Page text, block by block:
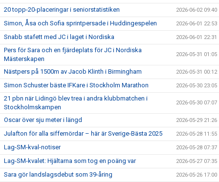
20 topp-20-placeringar i seniorstatistiken 2026-06-02 09:40
Simon, Åsa och Sofia sprintpersade i Huddingespelen 2026-06-01 22:53
Snabb stafett med JC i laget i Nordiska 2026-06-01 22:31
Pers för Sara och en fjärdeplats för JC i Nordiska
Mästerskapen
2026-05-31 01:05
Nästpers på 1500m av Jacob Klinth i Birmingham 2026-05-31 00:12
Simon Schuster bäste IFKare i Stockholm Marathon 2026-05-30 23:05
21 pbn när Lidingö blev trea i andra klubbmatchen i
Stockholmskampen
2026-05-30 07:07
Oscar över sju meter i längd 2026-05-29 21:26
Julafton för alla siffernördar – här är Sverige-Bästa 2025 2026-05-28 11:55
Lag-SM-kval-notiser 2026-05-28 07:37
Lag-SM-kvalet: Hjältarna som tog en poäng var 2026-05-27 07:35
Sara gör landslagsdebut som 39-åring 2026-05-26 17:00